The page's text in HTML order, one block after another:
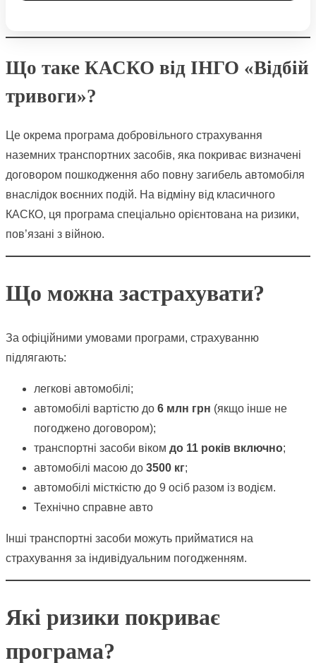
Що таке КАСКО від ІНГО «Відбій
тривоги»?
Це окрема програма добровільного страхування
наземних транспортних засобів, яка покриває визначені
договором пошкодження або повну загибель автомобіля
внаслідок воєнних подій. На відміну від класичного
КАСКО, ця програма спеціально орієнтована на ризики,
пов’язані з війною.
Що можна застрахувати?
За офіційними умовами програми, страхуванню
підлягають:
легкові автомобілі;
автомобілі вартістю до 6 млн грн (якщо інше не
погоджено договором);
транспортні засоби віком до 11 років включно;
автомобілі масою до 3500 кг;
автомобілі місткістю до 9 осіб разом із водієм.
Технічно справне авто
Інші транспортні засоби можуть прийматися на
страхування за індивідуальним погодженням.
Які ризики покриває
програма?